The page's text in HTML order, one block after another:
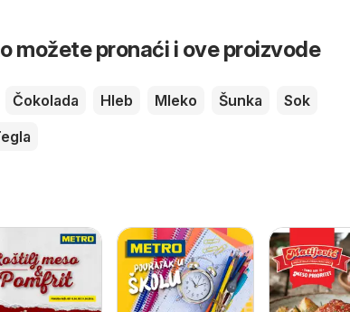
možete pronaći i ove proizvode
Čokolada Hleb Mleko Šunka
Sok